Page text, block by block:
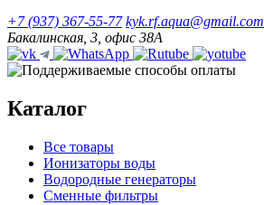
+7 (937) 367-55-77 kyk.rf.aqua@gmail.com
Бакалинская, 3, офис 38А
Каталог
Все товары
Ионизаторы воды
Водородные генераторы
Сменные фильтры